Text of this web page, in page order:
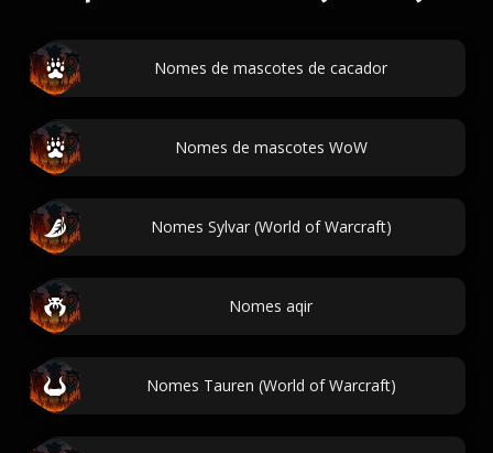
Nomes de mascotes de cacador
Nomes de mascotes WoW
Nomes Sylvar (World of Warcraft)
Nomes aqir
Nomes Tauren (World of Warcraft)